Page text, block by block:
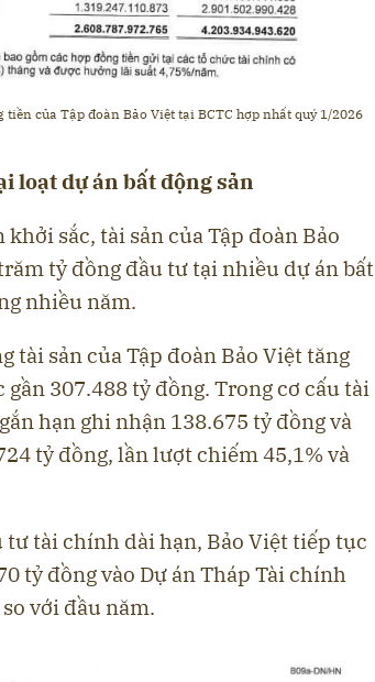
của Tập đoàn Bảo Việt tại BCTC hợp nhất quý 1/2026
loạt dự án bất động sản
sắc, tài sản của Tập đoàn Bảo
tỷ đồng đầu tư tại nhiều dự án bất
nhiều năm.
tài sản của Tập đoàn Bảo Việt tăng
307.488 tỷ đồng. Trong cơ cấu tài
hạn ghi nhận 138.675 tỷ đồng và
tỷ đồng, lần lượt chiếm 45,1% và
tài chính dài hạn, Bảo Việt tiếp tục
tỷ đồng vào Dự án Tháp Tài chính
với đầu năm.